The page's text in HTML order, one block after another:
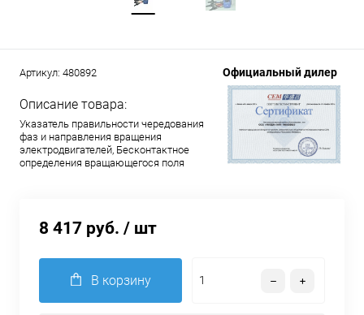
Артикул: 480892
Описание товара:
Указатель правильности чередования
фаз и направления вращения
электродвигателей, Бесконтактное
определения вращающегося поля
Официальный дилер
8 417 руб. / шт
В корзину